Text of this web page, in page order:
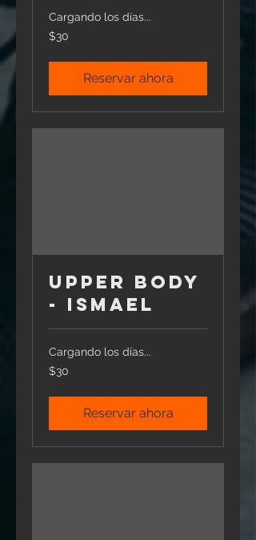
Cargando los días...
30
pesos
$30
Reservar ahora
Upper Body
- Ismael
Cargando los días...
30
pesos
$30
Reservar ahora